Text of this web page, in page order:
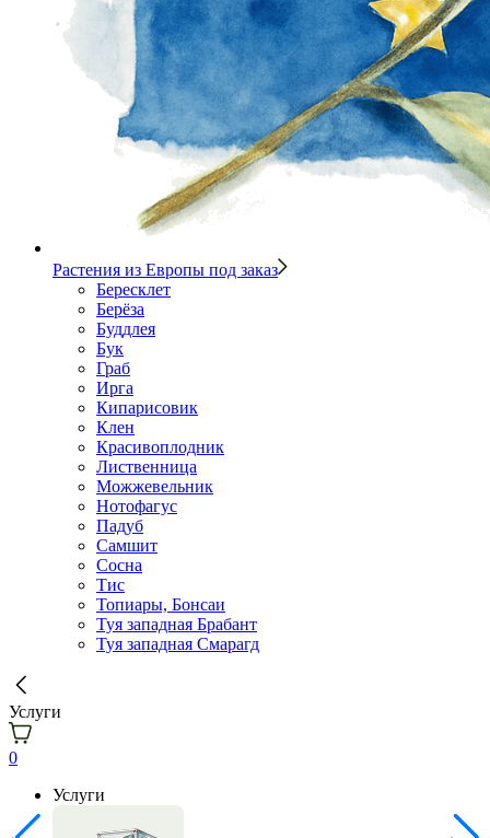
Растения из Европы под заказ
Бересклет
Берёза
Буддлея
Бук
Граб
Ирга
Кипарисовик
Клен
Красивоплодник
Лиственница
Можжевельник
Нотофагус
Падуб
Самшит
Сосна
Тис
Топиары, Бонсаи
Туя западная Брабант
Туя западная Смарагд
Услуги
0
Услуги